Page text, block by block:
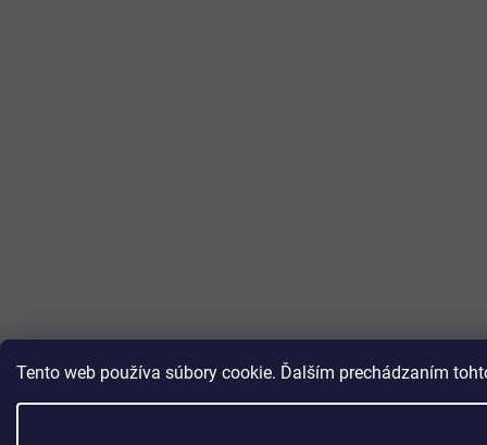
Tento web používa súbory cookie. Ďalším prechádzaním